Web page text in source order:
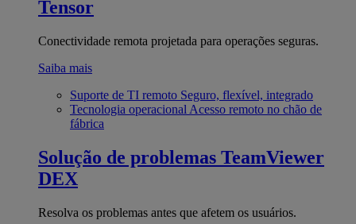
Tensor
Conectividade remota projetada para operações seguras.
Saiba mais
Suporte de TI remoto Seguro, flexível, integrado
Tecnologia operacional Acesso remoto no chão de
fábrica
Solução de problemas TeamViewer
DEX
Resolva os problemas antes que afetem os usuários.